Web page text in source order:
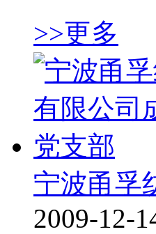
>>更多
宁波甬孚
2009-12-